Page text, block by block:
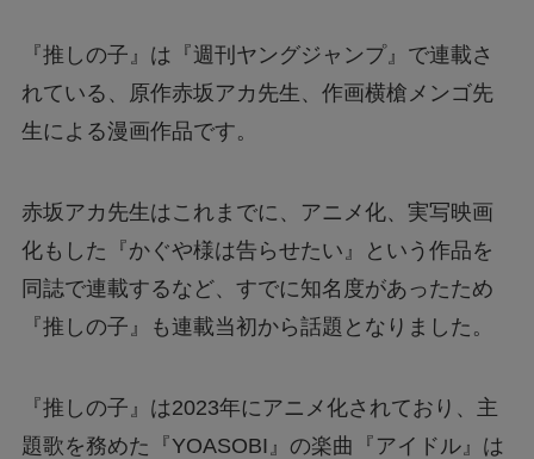
『推しの子』は『週刊ヤングジャンプ』で連載さ
れている、原作赤坂アカ先生、作画横槍メンゴ先
生による漫画作品です。
赤坂アカ先生はこれまでに、アニメ化、実写映画
化もした『かぐや様は告らせたい』という作品を
同誌で連載するなど、すでに知名度があったため
『推しの子』も連載当初から話題となりました。
『推しの子』は2023年にアニメ化されており、主
題歌を務めた『YOASOBI』の楽曲『アイドル』は